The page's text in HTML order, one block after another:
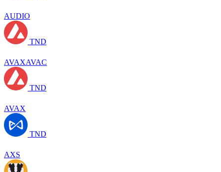
AUDIO
TND
AVAXAVAC
TND
AVAX
TND
AXS